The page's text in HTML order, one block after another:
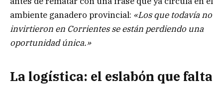
ambiente ganadero provincial: «Los que todavía no
invirtieron en Corrientes se están perdiendo una
oportunidad única.»
La logística: el eslabón que falta